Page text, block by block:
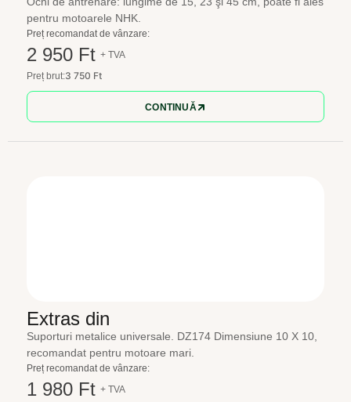
pentru motoarele NHK.
Preț recomandat de vânzare:
2 950 Ft + TVA
Preț brut:3 750 Ft
CONTINUĂ
Extras din
Suporturi metalice universale. DZ174 Dimensiune 10 X 10,
recomandat pentru motoare mari.
Preț recomandat de vânzare:
1 980 Ft + TVA